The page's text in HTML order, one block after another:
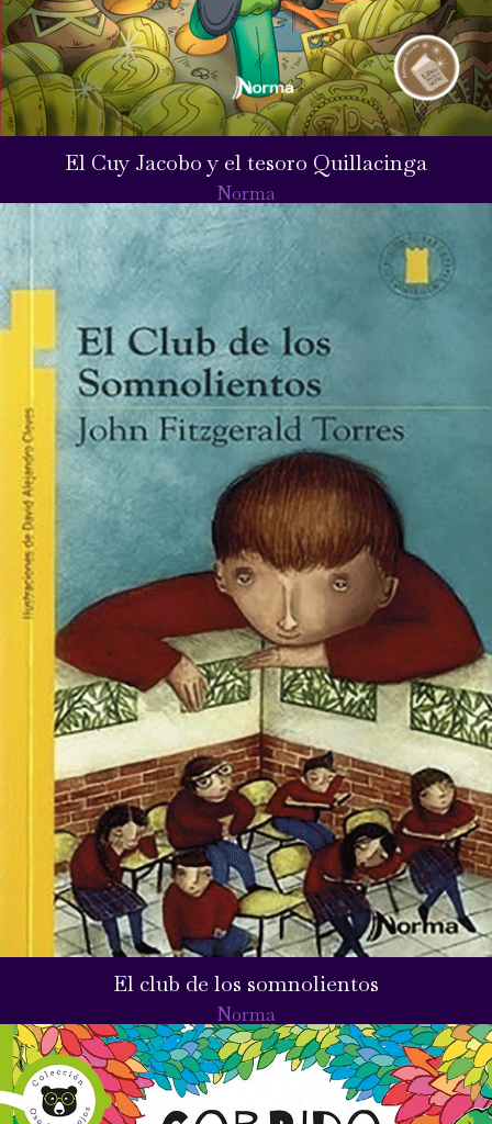
El Cuy Jacobo y el tesoro Quillacinga
Norma
El club de los somnolientos
Norma